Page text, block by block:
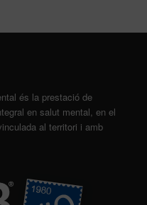
és la prestació de
en salut mental, en el
al territori i amb